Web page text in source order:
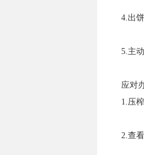
4.出饼
5.主动
应对办
1.压榨
2.查看